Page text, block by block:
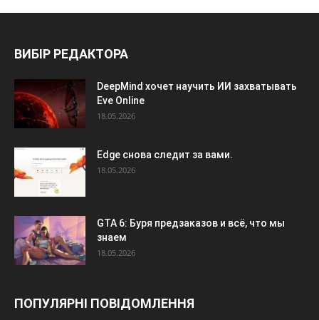
ВИБІР РЕДАКТОРА
DeepMind хочет научить ИИ захватывать
Eve Online
18.05.2026
Edge снова следит за вами.
18.05.2026
GTA 6: Буря предзаказов и всё, что мы
знаем
18.05.2026
ПОПУЛЯРНІ ПОВІДОМЛЕННЯ